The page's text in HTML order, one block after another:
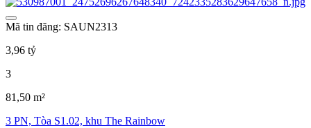
Mã tin đăng: SAUN2313
3,96 tỷ
3
81,50 m²
3 PN, Tòa S1.02, khu The Rainbow